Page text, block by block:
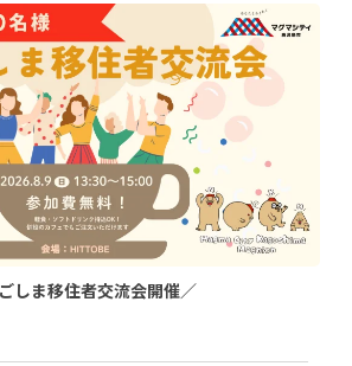
しま移住者交流会開催／